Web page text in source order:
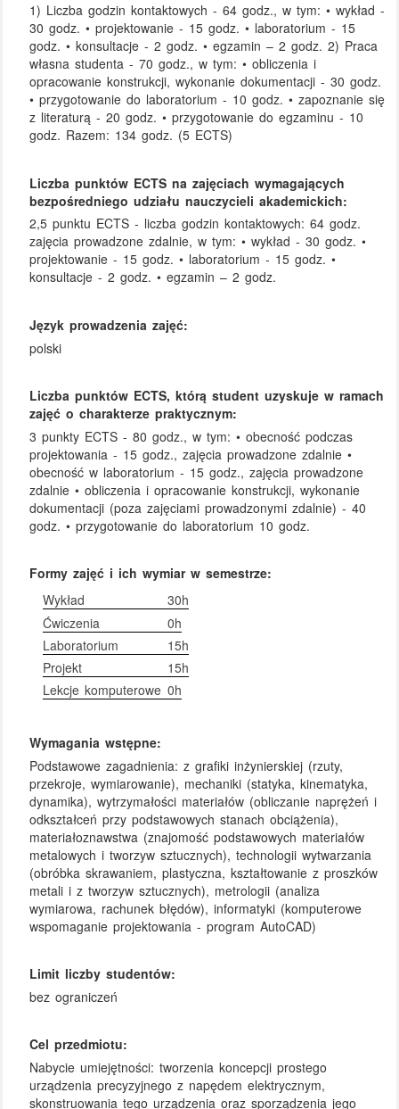
1) Liczba godzin kontaktowych - 64 godz., w tym: • wykład -
30 godz. • projektowanie - 15 godz. • laboratorium - 15
godz. • konsultacje - 2 godz. • egzamin – 2 godz. 2) Praca
własna studenta - 70 godz., w tym: • obliczenia i
opracowanie konstrukcji, wykonanie dokumentacji - 30 godz.
• przygotowanie do laboratorium - 10 godz. • zapoznanie się
z literaturą - 20 godz. • przygotowanie do egzaminu - 10
godz. Razem: 134 godz. (5 ECTS)
Liczba punktów ECTS na zajęciach wymagających
bezpośredniego udziału nauczycieli akademickich:
2,5 punktu ECTS - liczba godzin kontaktowych: 64 godz.
zajęcia prowadzone zdalnie, w tym: • wykład - 30 godz. •
projektowanie - 15 godz. • laboratorium - 15 godz. •
konsultacje - 2 godz. • egzamin – 2 godz.
Język prowadzenia zajęć:
polski
Liczba punktów ECTS, którą student uzyskuje w ramach
zajęć o charakterze praktycznym:
3 punkty ECTS - 80 godz., w tym: • obecność podczas
projektowania - 15 godz., zajęcia prowadzone zdalnie •
obecność w laboratorium - 15 godz., zajęcia prowadzone
zdalnie • obliczenia i opracowanie konstrukcji, wykonanie
dokumentacji (poza zajęciami prowadzonymi zdalnie) - 40
godz. • przygotowanie do laboratorium 10 godz.
Formy zajęć i ich wymiar w semestrze:
Wykład
30h
Ćwiczenia
0h
Laboratorium
15h
Projekt
15h
Lekcje komputerowe 0h
Wymagania wstępne:
Podstawowe zagadnienia: z grafiki inżynierskiej (rzuty,
przekroje, wymiarowanie), mechaniki (statyka, kinematyka,
dynamika), wytrzymałości materiałów (obliczanie naprężeń i
odkształceń przy podstawowych stanach obciążenia),
materiałoznawstwa (znajomość podstawowych materiałów
metalowych i tworzyw sztucznych), technologii wytwarzania
(obróbka skrawaniem, plastyczna, kształtowanie z proszków
metali i z tworzyw sztucznych), metrologii (analiza
wymiarowa, rachunek błędów), informatyki (komputerowe
wspomaganie projektowania - program AutoCAD)
Limit liczby studentów:
bez ograniczeń
Cel przedmiotu:
Nabycie umiejętności: tworzenia koncepcji prostego
urządzenia precyzyjnego z napędem elektrycznym,
skonstruowania tego urządzenia oraz sporządzenia jego